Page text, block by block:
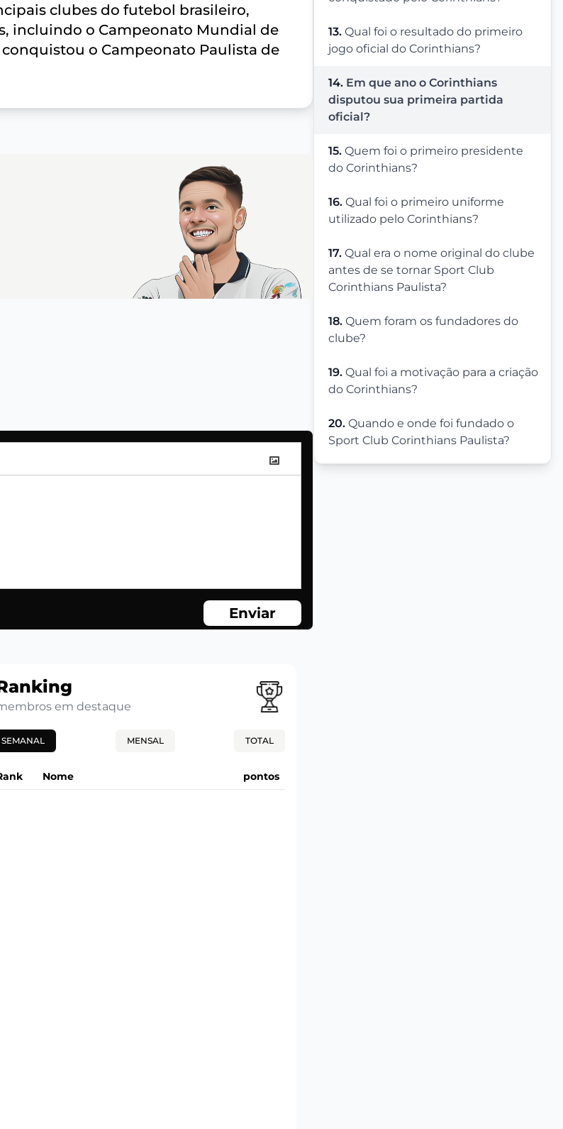
13. Qual foi o resultado do primeiro
jogo oficial do Corinthians?
14. Em que ano o Corinthians
disputou sua primeira partida
oficial?
15. Quem foi o primeiro presidente
do Corinthians?
16. Qual foi o primeiro uniforme
utilizado pelo Corinthians?
17. Qual era o nome original do clube
antes de se tornar Sport Club
Corinthians Paulista?
18. Quem foram os fundadores do
clube?
19. Qual foi a motivação para a criação
do Corinthians?
20. Quando e onde foi fundado o
Sport Club Corinthians Paulista?
clubes do futebol brasileiro,
incluindo o Campeonato Mundial de
o Campeonato Paulista de
Enviar
em destaque
SEMANAL MENSAL TOTAL
Nome pontos